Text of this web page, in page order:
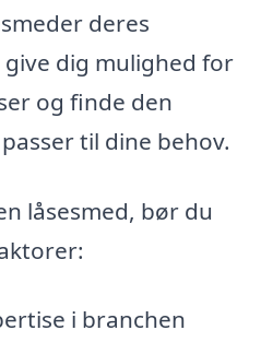
deres
dig mulighed for
og finde den
til dine behov.
låsesmed, bør du
i branchen